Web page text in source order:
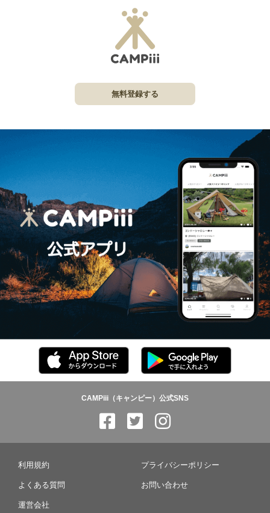
無料登録する
CAMPiii（キャンピー）公式SNS
利用規約 プライバシーポリシー
よくある質問 お問い合わせ
運営会社